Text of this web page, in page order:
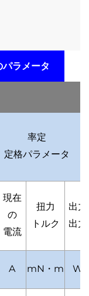
ラメータ
率定
定格パラメータ
現在
の
電流
扭力
トルク
出力
出力
A mN・m W